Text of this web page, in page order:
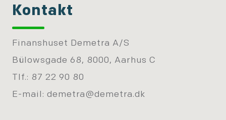
Kontakt
Finanshuset Demetra A/S
Bülowsgade 68, 8000, Aarhus C
Tlf.: 87 22 90 80
E-mail: demetra@demetra.dk